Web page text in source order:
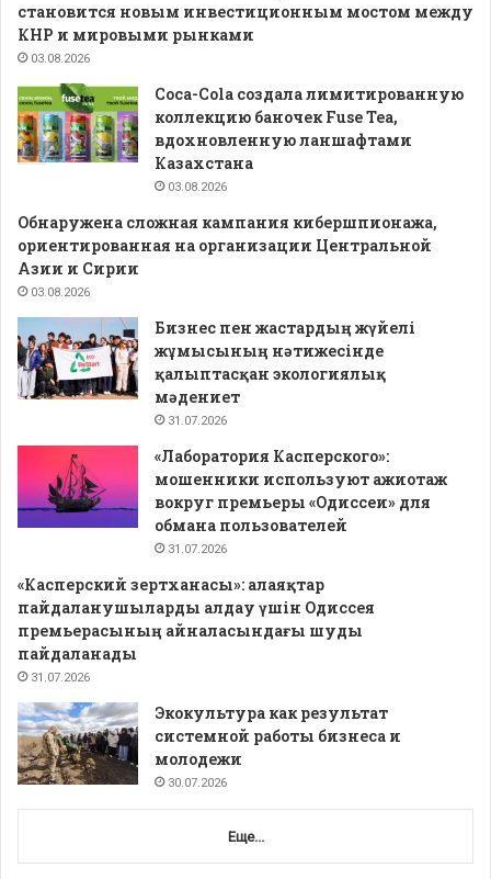
становится новым инвестиционным мостом между
КНР и мировыми рынками
03.08.2026
Coca-Cola создала лимитированную
коллекцию баночек Fuse Tea,
вдохновленную ланшафтами
Казахстана
03.08.2026
Обнаружена сложная кампания кибершпионажа,
ориентированная на организации Центральной
Азии и Сирии
03.08.2026
Бизнес пен жастардың жүйелі
жұмысының нәтижесінде
қалыптасқан экологиялық
мәдениет
31.07.2026
«Лаборатория Касперского»:
мошенники используют ажиотаж
вокруг премьеры «Одиссеи» для
обмана пользователей
31.07.2026
«Касперский зертханасы»: алаяқтар
пайдаланушыларды алдау үшін Одиссея
премьерасының айналасындағы шуды
пайдаланады
31.07.2026
Экокультура как результат
системной работы бизнеса и
молодежи
30.07.2026
Еще...